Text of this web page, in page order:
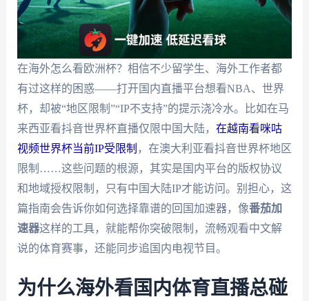
在海外怎么看欧洲杯？相信不少留学生、海外工作者都
有过这样的困惑——打开国内直播平台想看NBA、世界
杯，却被“地区限制”“IP不支持”的提示浇冷水。比如在马
来西亚看抖音世界杯直播仅限中国大陆， 在越南看咪咕
视频世界杯当前IP受限制 ，在澳大利亚看抖音世界杯地区
限制……这些问题的根源，其实是国内平台的版权协议
和地域授权限制，只有中国大陆IP才能访问。别担心，这
篇指南会告诉你如何选择靠谱的回国加速器，像番茄加
速器这样的工具，就能帮你突破限制，流畅观看中文解
说的体育赛事，还能同步追国内电视节目。
为什么海外看国内体育直播总碰